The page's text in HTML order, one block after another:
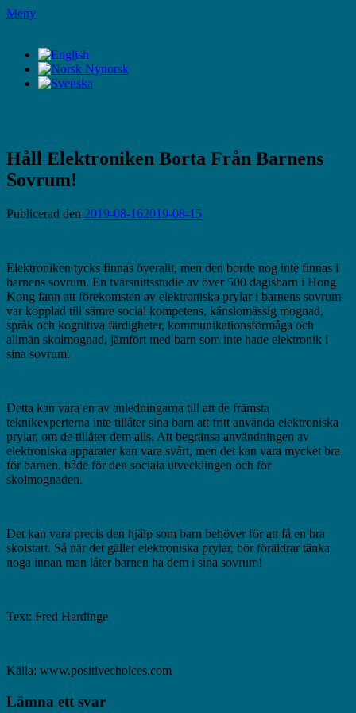
Hoppa
Meny
Håll Elektroniken Borta Från Barnens
Sovrum!
Publicerad den 2019-08-162019-08-15
Elektroniken tycks finnas överallt, men den borde nog inte finnas i
barnens sovrum. En tvärsnittsstudie av över 500 dagisbarn i Hong
Kong fann att förekomsten av elektroniska prylar i barnens sovrum
var kopplad till sämre social kompetens, känslomässig mognad,
språk och kognitiva färdigheter, kommunikationsförmåga och
allmän skolmognad, jämfört med barn som inte hade elektronik i
sina sovrum.
Detta kan vara en av anledningarna till att de främsta
teknikexperterna inte tillåter sina barn att fritt använda elektroniska
prylar, om de tillåter dem alls. Att begränsa användningen av
elektroniska apparater kan vara svårt, men det kan vara mycket bra
för barnen, både för den sociala utvecklingen och för
skolmognaden.
Det kan vara precis den hjälp som barn behöver för att få en bra
skolstart. Så när det gäller elektroniska prylar, bör föräldrar tänka
noga innan man låter barnen ha dem i sina sovrum!
Text: Fred Hardinge
Källa: www.positivechoices.com
Lämna ett svar